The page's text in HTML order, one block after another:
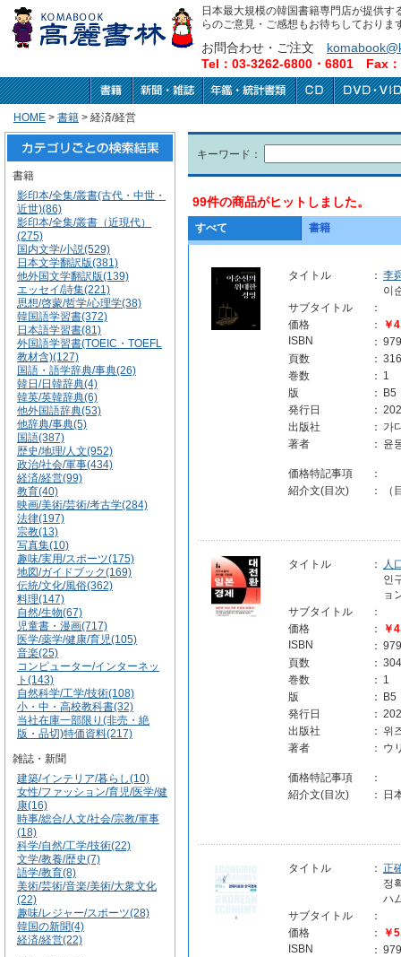
日本最大規模の韓国書籍専門店が提供
らのご意見・ご感想もお待ちしておりま
お問合わせ・ご注文
Tel：03-3262-6800・6801 Fax
HOME > 書籍 > 経済/経営
書籍
影印本/全集/叢書(古代・中世・
近世)(86)
影印本/全集/叢書（近現代）
(275)
国内文学/小説(529)
日本文学翻訳版(381)
他外国文学翻訳版(139)
エッセイ/詩集(221)
思想/啓蒙/哲学/心理学(38)
韓国語学習書(372)
日本語学習書(81)
外国語学習書(TOEIC・TOEFL
教材含)(127)
国語・語学辞典/事典(26)
韓日/日韓辞典(4)
韓英/英韓辞典(6)
他外国語辞典(53)
他辞典/事典(5)
国語(387)
歴史/地理/人文(952)
政治/社会/軍事(434)
経済/経営(99)
教育(40)
映画/美術/芸術/考古学(284)
法律(197)
宗教(13)
写真集(10)
趣味/実用/スポーツ(175)
地図/ガイドブック(169)
伝統/文化/風俗(362)
料理(147)
自然/生物(67)
児童書・漫画(717)
医学/薬学/健康/育児(105)
音楽(25)
コンピューター/インターネッ
ト(143)
自然科学/工学/技術(108)
小・中・高校教科書(32)
当社在庫一部限り(非売・絶
版・品切)特価資料(217)
雑誌・新聞
建築/インテリア/暮らし(10)
女性/ファッション/育児/医学/健
康(16)
時事/総合/人文/社会/宗教/軍事
(18)
科学/自然/工学/技術(22)
文学/教養/歴史(7)
語学/教育(8)
美術/芸術/音楽/美術/大衆文化
(22)
趣味/レジャー/スポーツ(28)
韓国の新聞(4)
経済/経営(22)
キーワード：
99件の商品がヒットしました。
すべて 書籍
タイトル ： 李
이
サブタイトル
：
価格
：
￥
ISBN
：
頁数
： 316
巻数
： 1
版
：
B5
発行日
：
出版社
： 가
著者
： 윤
価格特記事項
：
紹介文(目次)
：
タイトル ：
人
인
ョ
サブタイトル
：
価格
：
￥
ISBN
：
頁数
： 304
巻数
： 1
版
：
B5
発行日
：
出版社
： 위
著者
： ウ
価格特記事項
：
紹介文(目次)
： 日
タイトル ： 正
정
ハ
サブタイトル
：
価格
：
￥
ISBN
：